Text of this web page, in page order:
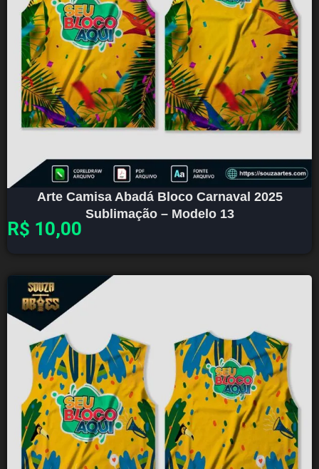
Arte Camisa Abadá Bloco Carnaval 2025
Sublimação – Modelo 13
R$ 10,00